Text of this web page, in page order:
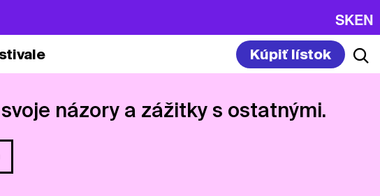
SKEN
Kúpiť lístok
názory a zážitky s ostatnými.